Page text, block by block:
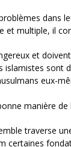
et multiple, il
et
eux-
manière de
traverse
certaines